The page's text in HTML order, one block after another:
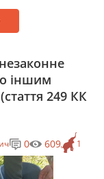
іншим
249 КК
1
0 609